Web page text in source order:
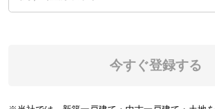
今すぐ登録する